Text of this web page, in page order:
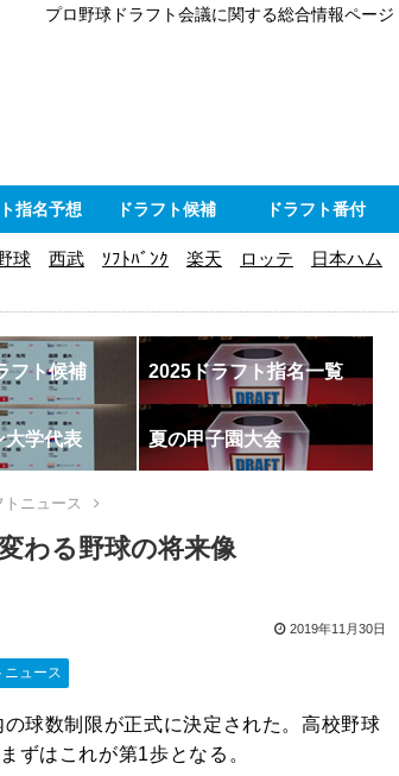
プロ野球ドラフト会議に関する総合情報ページ
指名予想 ドラフト候補 ドラフト番付
球 西武 ｿﾌﾄﾊﾞﾝｸ 楽天 ロッテ 日本ハム
フト候補 2025ドラフト指名一覧
大学代表 夏の甲子園大会
ニュース
わる野球の将来像
2019年11月30日
ュース
球数制限が正式に決定された。高校野球
ずはこれが第1歩となる。